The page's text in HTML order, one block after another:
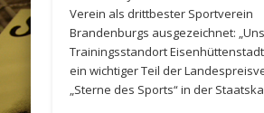
Verein als drittbester Sportverein
Brandenburgs ausgezeichnet:
Trainingsstandort
ein wichtiger Teil der
„Sterne des Sports“ in der